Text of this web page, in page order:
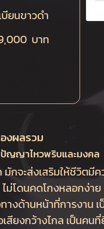
บียนขาวดำ
บาท
งผลรวม
ญญาไหวพริบและมงคล
มักจะส่งเสริมให้ชีวิต
ม่โดนคดโกงหลอกง่า
ทางด้านหน้าที่การงาน
สียงกว้างไกล เป็นค